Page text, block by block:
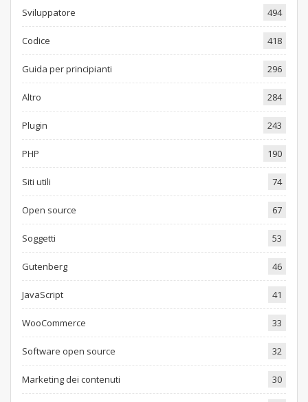
Sviluppatore 494
Codice 418
Guida per principianti 296
Altro 284
Plugin 243
PHP 190
Siti utili 74
Open source 67
Soggetti 53
Gutenberg 46
JavaScript 41
WooCommerce 33
Software open source 32
Marketing dei contenuti 30